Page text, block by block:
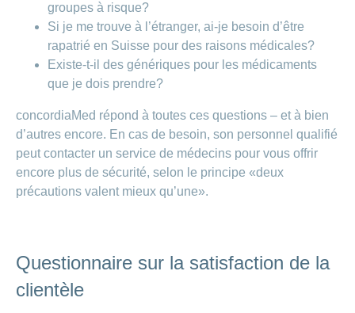
groupes à risque?
Si je me trouve à l’étranger, ai-je besoin d’être
rapatrié en Suisse pour des raisons médicales?
Existe-t-il des génériques pour les médicaments
que je dois prendre?
concordiaMed répond à toutes ces questions – et à bien
d’autres encore. En cas de besoin, son personnel qualifié
peut contacter un service de médecins pour vous offrir
encore plus de sécurité, selon le principe «deux
précautions valent mieux qu’une».
Questionnaire sur la satisfaction de la
clientèle